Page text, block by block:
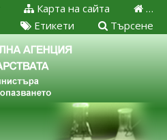
…
Карта на сайта
Търсене
Етикети